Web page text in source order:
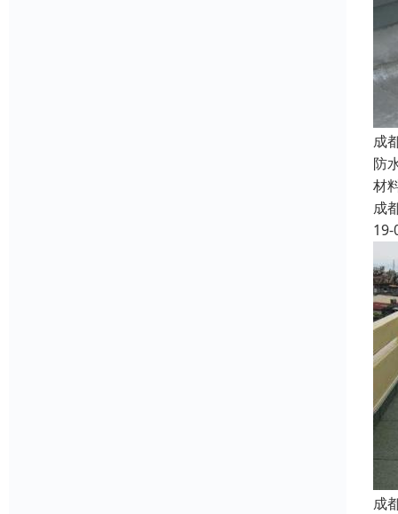
成
防
材
成
19-
成